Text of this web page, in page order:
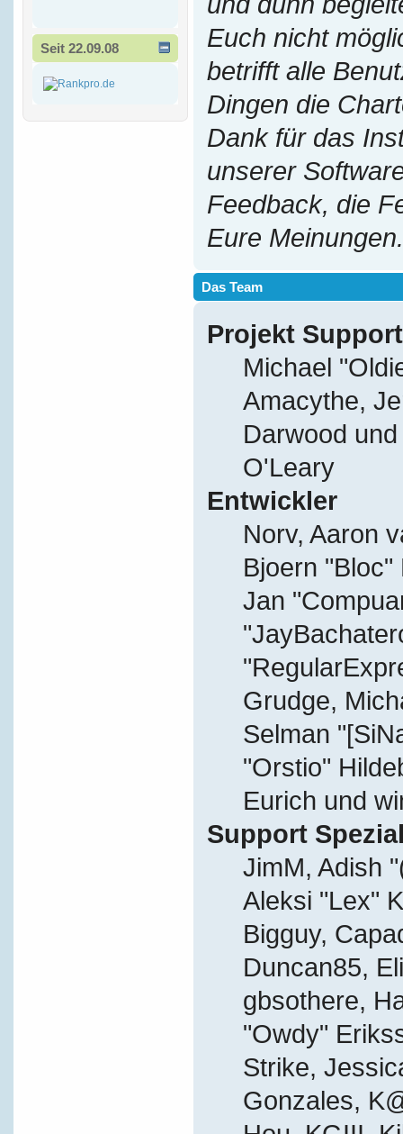
Seit 22.09.08
Euch nicht
betrifft alle
Dingen die
Dank für das
unserer
Feedback, die
Eure Meinungen.
Das Team
Projekt Support
Michael
Amacythe,
Darwood
O'Leary
Entwickler
Norv, Aaron
Bjoern
Jan
Grudge,
Selman
"Orstio"
Eurich und
Support
JimM, Adish
Aleksi "Lex"
Bigguy,
Duncan85,
gbsothere,
"Owdy"
Strike,
Gonzales,